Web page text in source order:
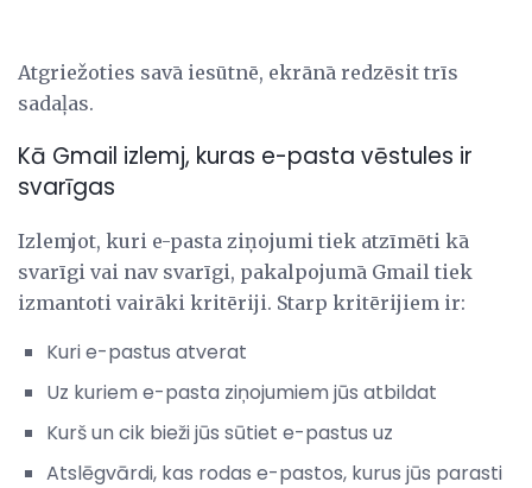
Atgriežoties savā iesūtnē, ekrānā redzēsit trīs
sadaļas.
Kā Gmail izlemj, kuras e-pasta vēstules ir
svarīgas
Izlemjot, kuri e-pasta ziņojumi tiek atzīmēti kā
svarīgi vai nav svarīgi, pakalpojumā Gmail tiek
izmantoti vairāki kritēriji. Starp kritērijiem ir:
Kuri e-pastus atverat
Uz kuriem e-pasta ziņojumiem jūs atbildat
Kurš un cik bieži jūs sūtiet e-pastus uz
Atslēgvārdi, kas rodas e-pastos, kurus jūs parasti